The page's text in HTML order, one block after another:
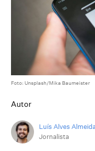
Foto: Unsplash/Mika Baumeister
Autor
Luís Alves Almeida
Jornalista